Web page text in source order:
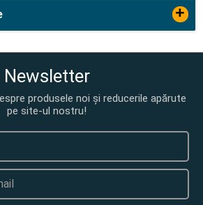
+
Newsletter
produsele noi și reducerile apărute
pe site-ul nostru!